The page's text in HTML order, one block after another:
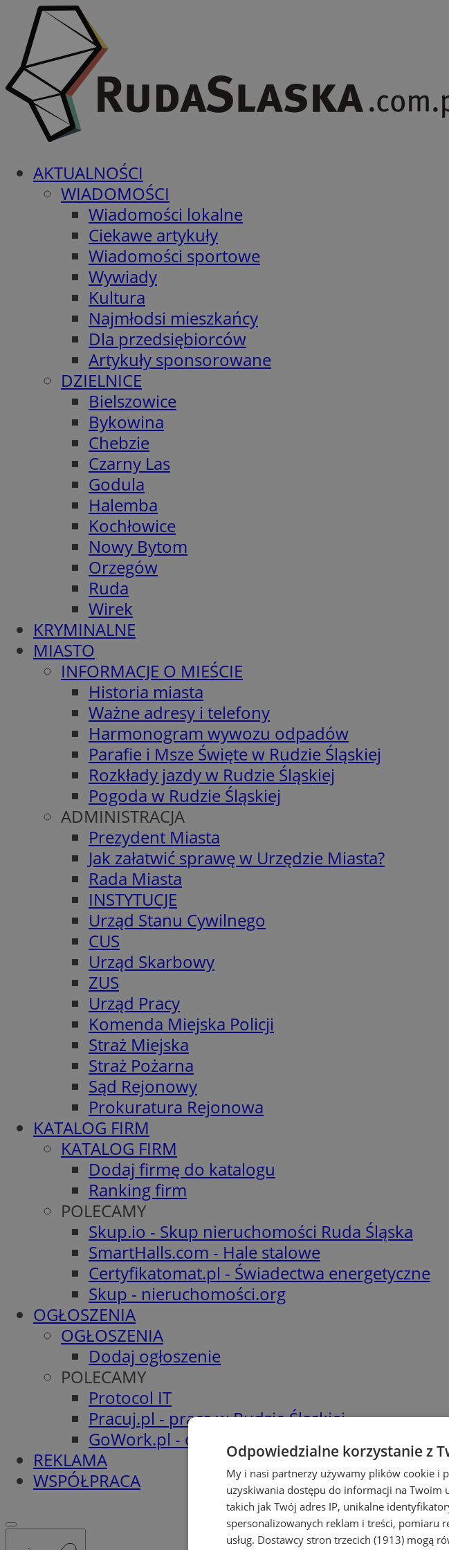
AKTUALNOŚCI
WIADOMOŚCI
Wiadomości lokalne
Ciekawe artykuły
Wiadomości sportowe
Wywiady
Kultura
Najmłodsi mieszkańcy
Dla przedsiębiorców
Artykuły sponsorowane
DZIELNICE
Bielszowice
Bykowina
Chebzie
Czarny Las
Godula
Halemba
Kochłowice
Nowy Bytom
Orzegów
Ruda
Wirek
KRYMINALNE
MIASTO
INFORMACJE O MIEŚCIE
Historia miasta
Ważne adresy i telefony
Harmonogram wywozu odpadów
Parafie i Msze Święte w Rudzie Śląskiej
Rozkłady jazdy w Rudzie Śląskiej
Pogoda w Rudzie Śląskiej
ADMINISTRACJA
Prezydent Miasta
Jak załatwić sprawę w Urzędzie Miasta?
Rada Miasta
INSTYTUCJE
Urząd Stanu Cywilnego
CUS
Urząd Skarbowy
ZUS
Urząd Pracy
Komenda Miejska Policji
Straż Miejska
Straż Pożarna
Sąd Rejonowy
Prokuratura Rejonowa
KATALOG FIRM
KATALOG FIRM
Dodaj firmę do katalogu
Ranking firm
POLECAMY
Skup.io - Skup nieruchomości Ruda Śląska
SmartHalls.com - Hale stalowe
Certyfikatomat.pl - Świadectwa energetyczne
Skup - nieruchomości.org
OGŁOSZENIA
OGŁOSZENIA
Dodaj ogłoszenie
POLECAMY
Protocol IT
Pracuj.pl - praca w Rudzie Śląskiej
GoWork.pl - oferty pracy
REKLAMA
WSPÓŁPRACA
Odpowiedzialne korzystanie z
My i nasi partnerzy używamy plików cookie i
uzyskiwania dostępu do informacji na Twoim
takich jak Twój adres IP, unikalne
spersonalizowanych reklam i treści, pomiaru
usług. Dostawcy stron trzecich (1913) mogą